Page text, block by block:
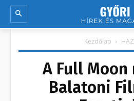
Kezdőlap
A Full
Balatoni